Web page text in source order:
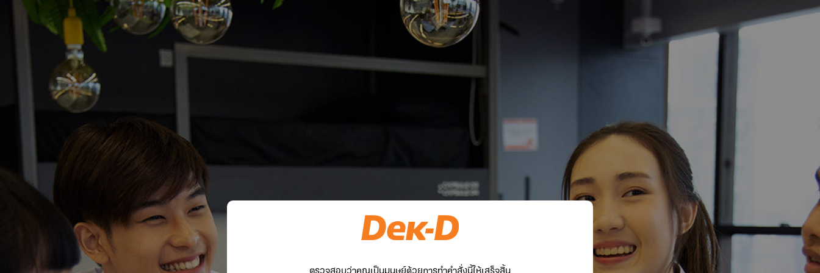
ตรวจสอบว่าคุณเป็นมนุษย์ด้วยการทำคำสั่งนี้ให้เสร็จสิ้น